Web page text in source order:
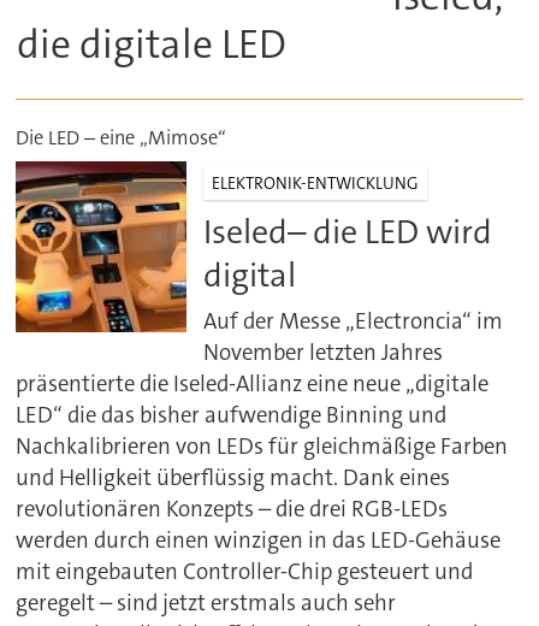
die digitale LED
Die LED – eine „Mimose“
ELEKTRONIK-ENTWICKLUNG
Iseled– die LED wird
digital
Auf der Messe „Electroncia“ im
November letzten Jahres
präsentierte die Iseled-Allianz eine neue „digitale
LED“ die das bisher aufwendige Binning und
Nachkalibrieren von LEDs für gleichmäßige Farben
und Helligkeit überflüssig macht. Dank eines
revolutionären Konzepts – die drei RGB-LEDs
werden durch einen winzigen in das LED-Gehäuse
mit eingebauten Controller-Chip gesteuert und
geregelt – sind jetzt erstmals auch sehr